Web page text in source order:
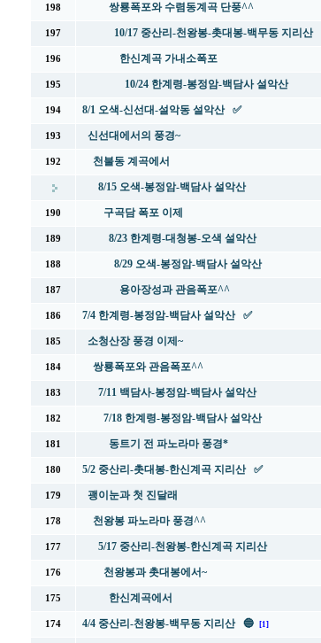
198 쌍룡폭포와 수렴동계곡 단풍^^
197 10/17 중산리-천왕봉-촛대봉-백무동 지리산
196 한신계곡 가내소폭포
195 10/24 한계령-봉정암-백담사 설악산
194 8/1 오색-신선대-설악동 설악산 ✅
193 신선대에서의 풍경~
192 천불동 계곡에서
8/15 오색-봉정암-백담사 설악산
190 구곡담 폭포 이제
189 8/23 한계령-대청봉-오색 설악산
188 8/29 오색-봉정암-백담사 설악산
187 용아장성과 관음폭포^^
186 7/4 한계령-봉정암-백담사 설악산 ✅
185 소청산장 풍경 이제~
184 쌍룡폭포와 관음폭포^^
183 7/11 백담사-봉정암-백담사 설악산
182 7/18 한계령-봉정암-백담사 설악산
181 동트기 전 파노라마 풍경*
180 5/2 중산리-촛대봉-한신계곡 지리산 ✅
179 괭이눈과 첫 진달래
178 천왕봉 파노라마 풍경^^
177 5/17 중산리-천왕봉-한신계곡 지리산
176 천왕봉과 촛대봉에서~
175 한신계곡에서
174 4/4 중산리-천왕봉-백무동 지리산 🔵 [1]